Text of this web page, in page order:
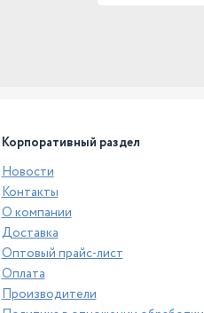
Корпоративный раздел
Новости
Контакты
О компании
Доставка
Оптовый прайс-лист
Оплата
Производители